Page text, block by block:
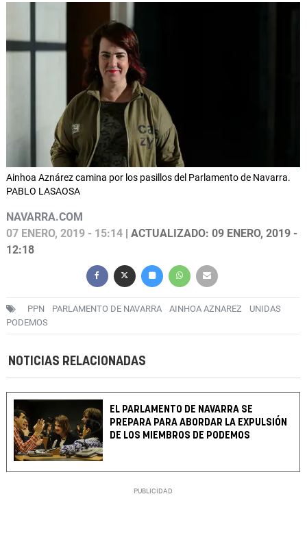
Ainhoa Aznárez camina por los pasillos del Parlamento de Navarra.
PABLO LASAOSA
NAVARRA.COM
07 ENERO, 2019 - 15:14 | ACTUALIZADO: 09 ENERO, 2019 -
12:18
PPN PARLAMENTO DE NAVARRA AINHOA AZNAREZ
UNIDAS
PODEMOS
NOTICIAS RELACIONADAS
EL PARLAMENTO DE NAVARRA SE
PREPARA PARA ABORDAR LA EXPULSIÓN
DE LOS MIEMBROS DE PODEMOS